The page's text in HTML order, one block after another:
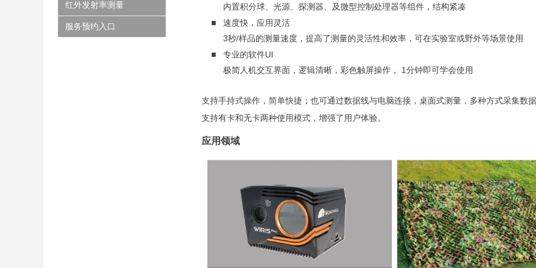
内置积分球、光源、探测器、及微型控制处理器等组件，结构紧凑
■ 速度快，应用灵活
3秒/样品的测量速度，提高了测量的灵活性和效率，可在实验室或野外等场景使用
■ 专业的软件UI
极简人机交互界面，逻辑清晰，彩色触屏操作， 1分钟即可学会使用
支持手持式操作，简单快捷；也可通过数据线与电脑连接，桌面式测量，多种方式采集数
支持有卡和无卡两种使用模式，增强了用户体验。
应用领域
红外发射率测量
服务预约入口